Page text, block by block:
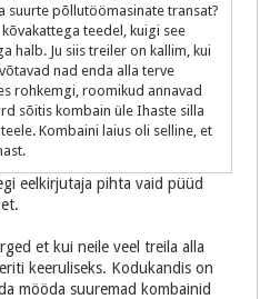
suurte põllutöömasinate transat?
teedel, kuigi see
halb. Ju siis treiler on kallim, kui
nad enda alla terve
rohkemgi, roomikud annavad
sõitis kombain üle Ihaste silla
Kombaini laius oli selline, et
eelkirjutaja pihta vaid püüd
et kui neile veel treila alla
keeruliseks. Kodukandis on
mööda suuremad kombainid